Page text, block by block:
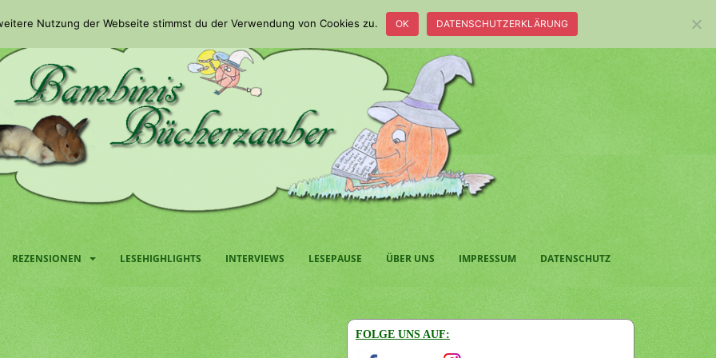
REZENSIONEN LESEHIGHLIGHTS INTERVIEWS LESEPAUSE ÜBER UNS IMPRESSUM DATENSCHUTZ
FOLGE UNS AUF:
Nutzung der Webseite stimmst du der Verwendung von Cookies zu. OK DATENSCHUTZERKLÄRUNG